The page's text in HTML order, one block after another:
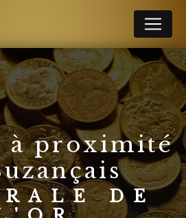
à proximité
DE
cookies